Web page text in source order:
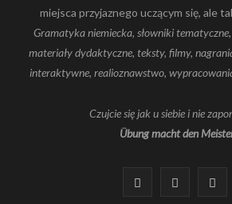
miejsca przyjaznego uczącym się, ale
Gramatyka niemiecka, słowniki
materiały dydaktyczne, teksty, filmy,
interaktywne, realioznawstwo,
Czujcie się jak u siebie i nie
Übung macht den
F I Y